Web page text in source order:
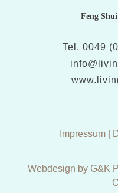
Feng
Tel. 0049
Impressum
Webdesign by G&K